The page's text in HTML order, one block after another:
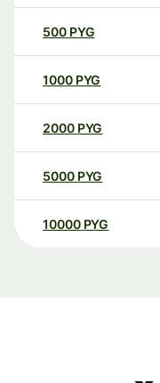
500 PYG
1000 PYG
2000 PYG
5000 PYG
10000 PYG